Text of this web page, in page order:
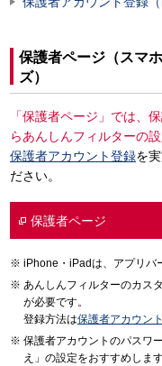
保護者ページ（スマ
ズ）
「保護者ページ」では、
らあんしんフィルターの
保護者アカウント登録を
ださい。
保護者ページ
iPhone・iPadは、アプリバ
あんしんフィルターのカス
が必要です。
登録方法は保護者アカウン
保護者アカウントのパスワ
え」の設定をおすすめしま